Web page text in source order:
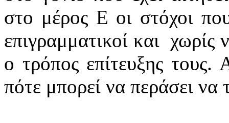
στο μέρος Ε οι στόχοι
επιγραμματικοί και χωρίς
ο τρόπος επίτευξης τους.
πότε μπορεί να περάσει να